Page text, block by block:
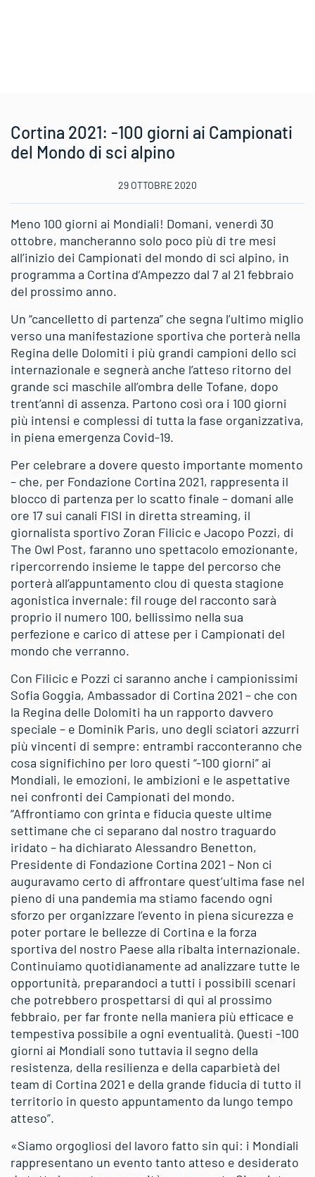
Cortina 2021: -100 giorni ai Campionati
del Mondo di sci alpino
29 OTTOBRE 2020
Meno 100 giorni ai Mondiali! Domani, venerdì 30
ottobre, mancheranno solo poco più di tre mesi
all’inizio dei Campionati del mondo di sci alpino, in
programma a Cortina d’Ampezzo dal 7 al 21 febbraio
del prossimo anno.
Un “cancelletto di partenza” che segna l’ultimo miglio
verso una manifestazione sportiva che porterà nella
Regina delle Dolomiti i più grandi campioni dello sci
internazionale e segnerà anche l’atteso ritorno del
grande sci maschile all’ombra delle Tofane, dopo
trent’anni di assenza. Partono così ora i 100 giorni
più intensi e complessi di tutta la fase organizzativa,
in piena emergenza Covid-19.
Per celebrare a dovere questo importante momento
– che, per Fondazione Cortina 2021, rappresenta il
blocco di partenza per lo scatto finale – domani alle
ore 17 sui canali FISI in diretta streaming, il
giornalista sportivo Zoran Filicic e Jacopo Pozzi, di
The Owl Post, faranno uno spettacolo emozionante,
ripercorrendo insieme le tappe del percorso che
porterà all’appuntamento clou di questa stagione
agonistica invernale: fil rouge del racconto sarà
proprio il numero 100, bellissimo nella sua
perfezione e carico di attese per i Campionati del
mondo che verranno.
Con Filicic e Pozzi ci saranno anche i campionissimi
Sofia Goggia, Ambassador di Cortina 2021 – che con
la Regina delle Dolomiti ha un rapporto davvero
speciale – e Dominik Paris, uno degli sciatori azzurri
più vincenti di sempre: entrambi racconteranno che
cosa significhino per loro questi “-100 giorni” ai
Mondiali, le emozioni, le ambizioni e le aspettative
nei confronti dei Campionati del mondo.
“Affrontiamo con grinta e fiducia queste ultime
settimane che ci separano dal nostro traguardo
iridato – ha dichiarato Alessandro Benetton,
Presidente di Fondazione Cortina 2021 – Non ci
auguravamo certo di affrontare quest’ultima fase nel
pieno di una pandemia ma stiamo facendo ogni
sforzo per organizzare l’evento in piena sicurezza e
poter portare le bellezze di Cortina e la forza
sportiva del nostro Paese alla ribalta internazionale.
Continuiamo quotidianamente ad analizzare tutte le
opportunità, preparandoci a tutti i possibili scenari
che potrebbero prospettarsi di qui al prossimo
febbraio, per far fronte nella maniera più efficace e
tempestiva possibile a ogni eventualità. Questi -100
giorni ai Mondiali sono tuttavia il segno della
resistenza, della resilienza e della caparbietà del
team di Cortina 2021 e della grande fiducia di tutto il
territorio in questo appuntamento da lungo tempo
atteso”.
«Siamo orgogliosi del lavoro fatto sin qui: i Mondiali
rappresentano un evento tanto atteso e desiderato